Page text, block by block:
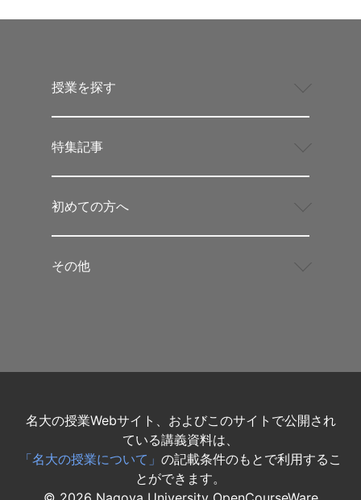
授業を探す
特集記事
初めての方へ
その他
名大の授業Webサイト、およびこのサイトで公開され
ている講義資料は、
「名大の授業について」 の記載条件のもとで利用するこ
とができます。